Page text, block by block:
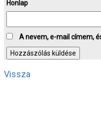
Honlap
A nevem, e-mail címem,
Vissza